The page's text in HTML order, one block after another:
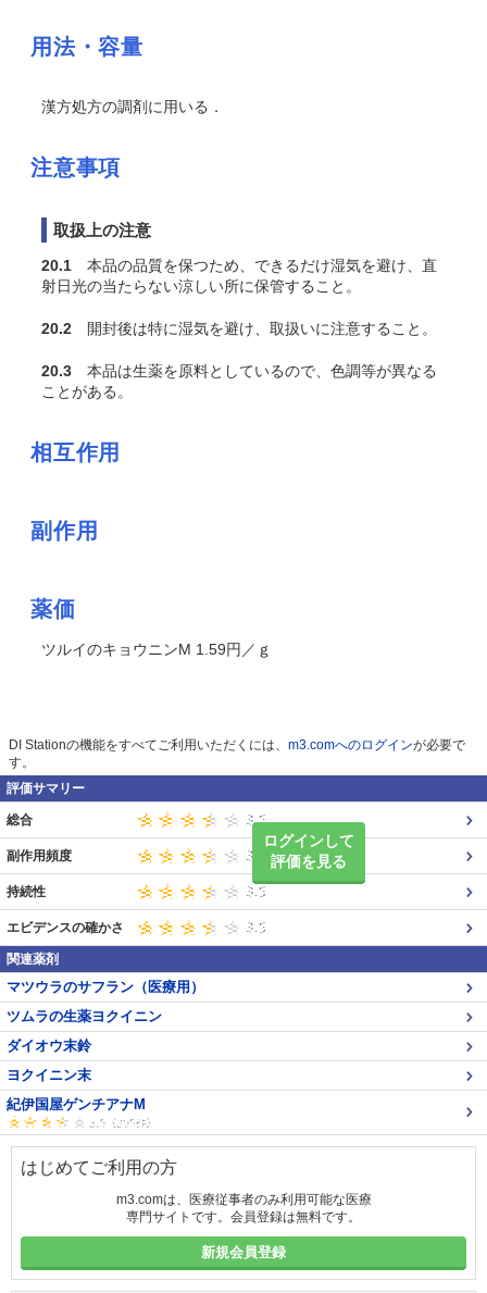
用法・容量
漢方処方の調剤に用いる．
注意事項
取扱上の注意
20.1 本品の品質を保つため、できるだけ湿気を避け、直
射日光の当たらない涼しい所に保管すること。
20.2 開封後は特に湿気を避け、取扱いに注意すること。
20.3 本品は生薬を原料としているので、色調等が異なる
ことがある。
相互作用
副作用
薬価
ツルイのキョウニンM 1.59円／ｇ
DI Stationの機能をすべてご利用いただくには、 m3.comへのログインが必要で
す。
評価サマリー
ログインして
評価を見る
総合
副作用頻度
持続性
エビデンスの確かさ
関連薬剤
マツウラのサフラン（医療用）
ツムラの生薬ヨクイニン
ダイオウ末鈴
ヨクイニン末
紀伊国屋ゲンチアナM
はじめてご利用の方
m3.comは、医療従事者のみ利用可能な医療
専門サイトです。会員登録は無料です。
新規会員登録